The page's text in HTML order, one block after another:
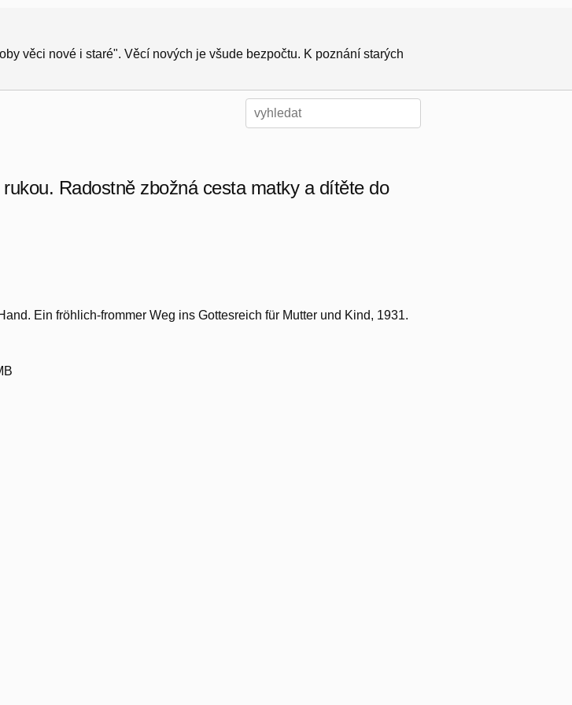
věci nové i staré". Věcí nových je všude bezpočtu. K poznání starých
Radostně zbožná cesta matky a dítěte do
Ein fröhlich-frommer Weg ins Gottesreich für Mutter und Kind, 1931.